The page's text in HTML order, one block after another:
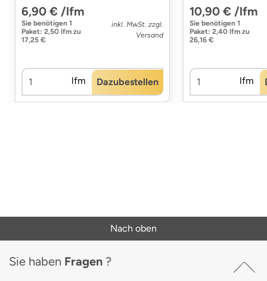
6,90 € /lfm
Sie benötigen 1
Paket: 2,50 lfm zu
17,25 €
inkl. MwSt. zzgl.
Versand
lfm Dazubestellen
10,90 € /lfm
Sie benötigen 1
Paket: 2,40 lfm zu
26,16 €
lfm
Nach oben
Sie haben Fragen ?